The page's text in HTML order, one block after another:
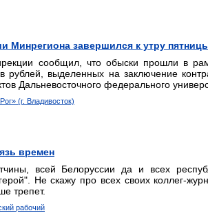
Минрегиона завершился к утру
сообщил, что обыски прошли в
рублей, выделенных на заключение
Дальневосточного федерального
(г. Владивосток)
времен
всей Белоруссии да и всех
Не скажу про всех своих коллег-
трепет.
рабочий